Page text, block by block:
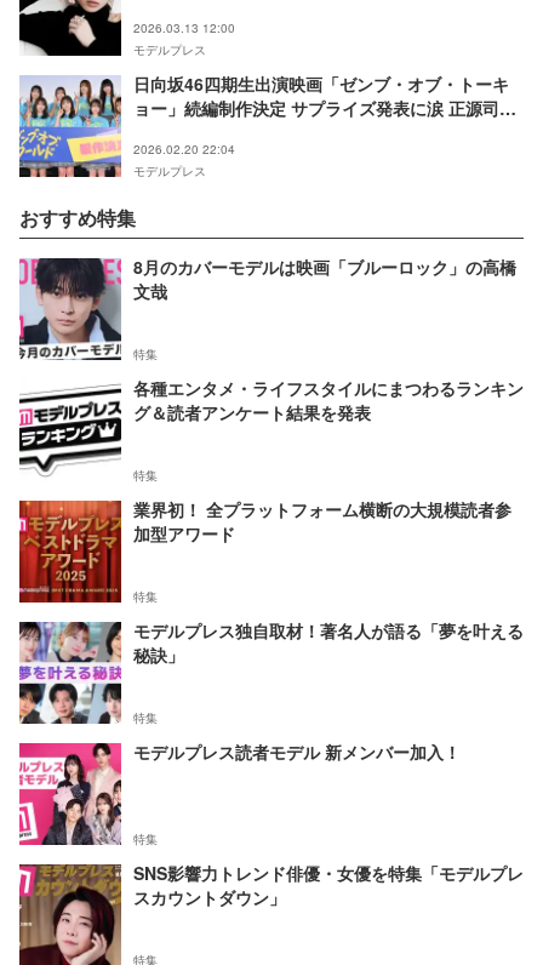
2026.03.13 12:00
モデルプレス
日向坂46四期生出演映画「ゼンブ・オブ・トーキ
ョー」続編制作決定 サプライズ発表に涙 正源司陽
2026.02.20 22:04
モデルプレス
おすすめ特集
8月のカバーモデルは映画「ブルーロック」の高橋
文哉
特集
各種エンタメ・ライフスタイルにまつわるランキン
グ＆読者アンケート結果を発表
特集
業界初！ 全プラットフォーム横断の大規模読者参
加型アワード
特集
モデルプレス独自取材！著名人が語る「夢を叶える
秘訣」
特集
モデルプレス読者モデル 新メンバー加入！
特集
SNS影響力トレンド俳優・女優を特集「モデルプレ
スカウントダウン」
特集